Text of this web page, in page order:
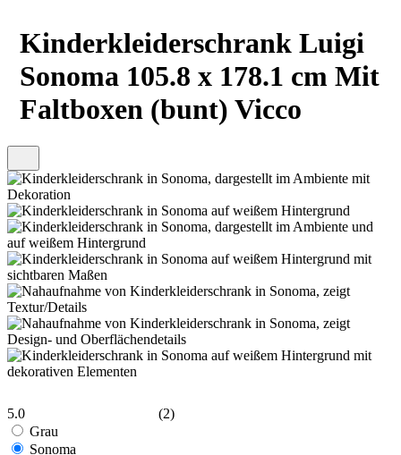
Kinderkleiderschrank Luigi
Sonoma 105.8 x 178.1 cm Mit
Faltboxen (bunt) Vicco
5.0
(2)
Grau
Sonoma